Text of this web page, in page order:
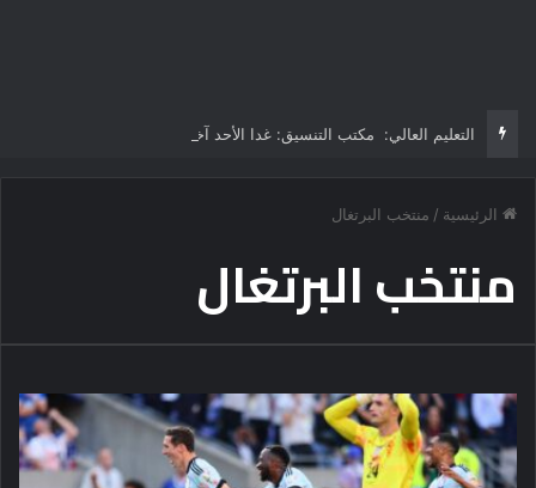
الرئيسية / منتخب البرتغال
منتخب البرتغال